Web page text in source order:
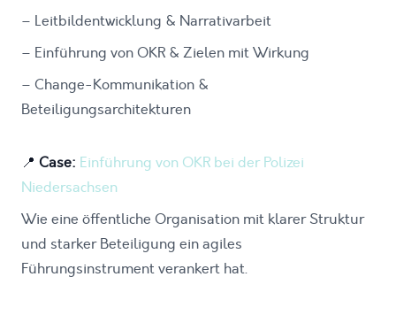
– Leitbildentwicklung & Narrativarbeit
– Einführung von OKR & Zielen mit Wirkung
– Change-Kommunikation &
Beteiligungsarchitekturen
📍 Case: Einführung von OKR bei der Polizei
Niedersachsen
Wie eine öffentliche Organisation mit klarer Struktur
und starker Beteiligung ein agiles
Führungsinstrument verankert hat.